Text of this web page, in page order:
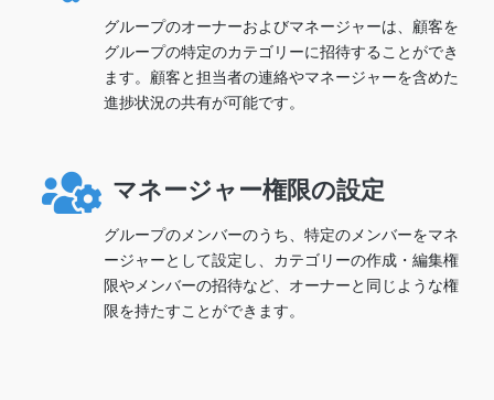
グループのオーナーおよびマネージャーは、顧客を
グループの特定のカテゴリーに招待することができ
ます。顧客と担当者の連絡やマネージャーを含めた
進捗状況の共有が可能です。
マネージャー権限の設定
グループのメンバーのうち、特定のメンバーをマネ
ージャーとして設定し、カテゴリーの作成・編集権
限やメンバーの招待など、オーナーと同じような権
限を持たすことができます。